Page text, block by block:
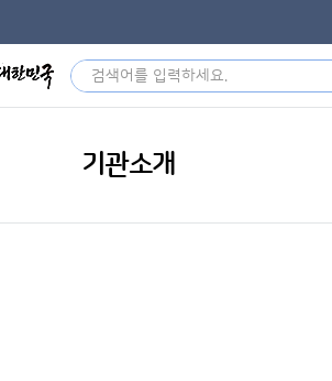
기관소개